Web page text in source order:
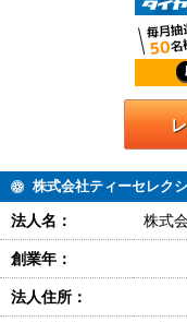
株式会社ティーセレク
法人名： 株式
創業年：
法人住所：